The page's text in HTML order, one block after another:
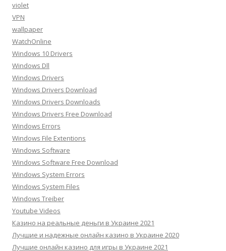
violet
VPN
wallpaper
WatchOnline
Windows 10 Drivers
Windows Dll
Windows Drivers
Windows Drivers Download
Windows Drivers Downloads
Windows Drivers Free Download
Windows Errors
Windows File Extentions
Windows Software
Windows Software Free Download
Windows System Errors
Windows System Files
Windows Treiber
Youtube Videos
Казино на реальные деньги в Украине 2021
Лучшие и надежные онлайн казино в Украине 2020
Лучшие онлайн казино для игры в Украине 2021